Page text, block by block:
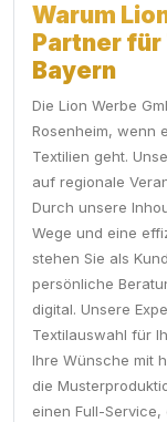
Warum
Partner
Bayern
Die Lion Werbe
Rosenheim, wenn
Textilien geht.
auf regionale
Durch unsere
Wege und eine
stehen Sie als
persönliche
digital. Unsere
Textilauswahl für
Ihre Wünsche mit
die
einen Full-